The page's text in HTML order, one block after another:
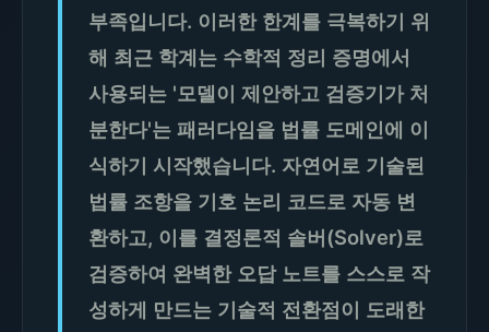
부족입니다. 이러한 한계를 극복하기 위
해 최근 학계는 수학적 정리 증명에서
사용되는 '모델이 제안하고 검증기가 처
분한다'는 패러다임을 법률 도메인에 이
식하기 시작했습니다. 자연어로 기술된
법률 조항을 기호 논리 코드로 자동 변
환하고, 이를 결정론적 솔버(Solver)로
검증하여 완벽한 오답 노트를 스스로 작
성하게 만드는 기술적 전환점이 도래한